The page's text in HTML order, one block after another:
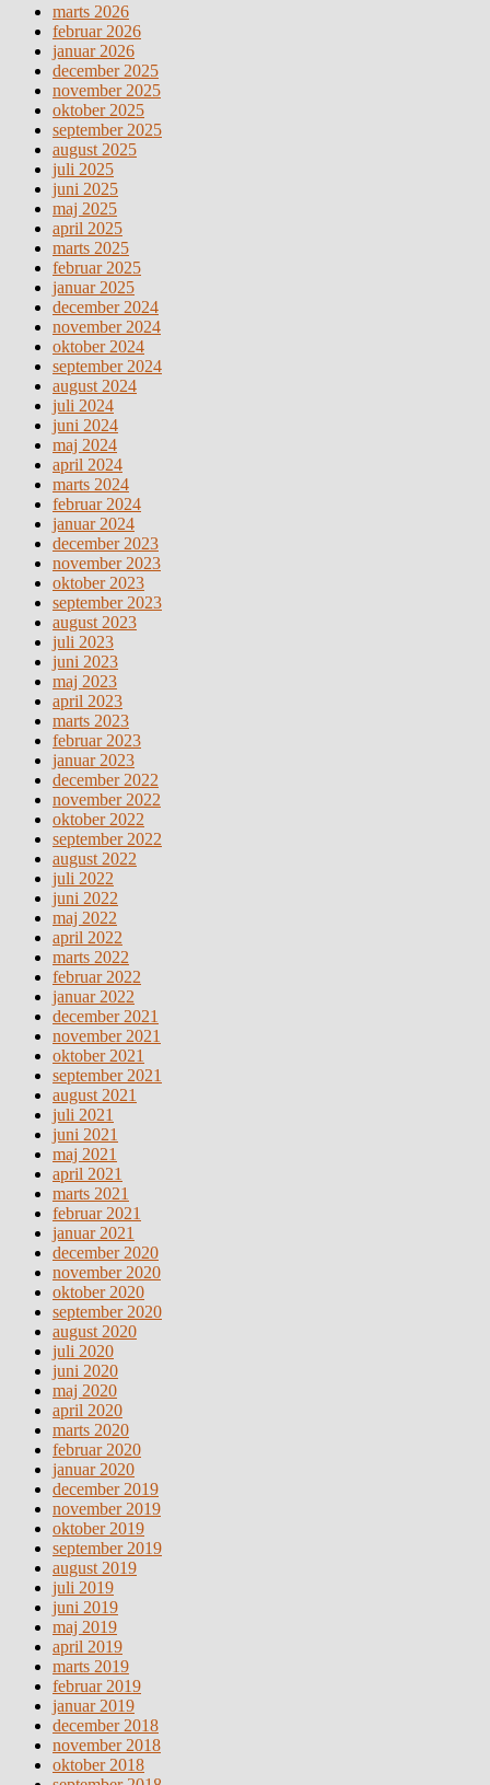
marts 2026
februar 2026
januar 2026
december 2025
november 2025
oktober 2025
september 2025
august 2025
juli 2025
juni 2025
maj 2025
april 2025
marts 2025
februar 2025
januar 2025
december 2024
november 2024
oktober 2024
september 2024
august 2024
juli 2024
juni 2024
maj 2024
april 2024
marts 2024
februar 2024
januar 2024
december 2023
november 2023
oktober 2023
september 2023
august 2023
juli 2023
juni 2023
maj 2023
april 2023
marts 2023
februar 2023
januar 2023
december 2022
november 2022
oktober 2022
september 2022
august 2022
juli 2022
juni 2022
maj 2022
april 2022
marts 2022
februar 2022
januar 2022
december 2021
november 2021
oktober 2021
september 2021
august 2021
juli 2021
juni 2021
maj 2021
april 2021
marts 2021
februar 2021
januar 2021
december 2020
november 2020
oktober 2020
september 2020
august 2020
juli 2020
juni 2020
maj 2020
april 2020
marts 2020
februar 2020
januar 2020
december 2019
november 2019
oktober 2019
september 2019
august 2019
juli 2019
juni 2019
maj 2019
april 2019
marts 2019
februar 2019
januar 2019
december 2018
november 2018
oktober 2018